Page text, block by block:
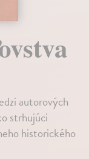
autorových
strhujúci
historického